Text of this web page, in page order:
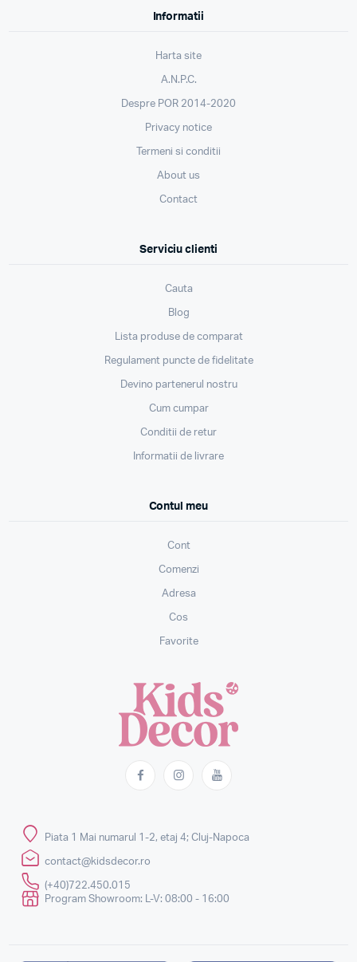
Informatii
Harta site
A.N.P.C.
Despre POR 2014-2020
Privacy notice
Termeni si conditii
About us
Contact
Serviciu clienti
Cauta
Blog
Lista produse de comparat
Regulament puncte de fidelitate
Devino partenerul nostru
Cum cumpar
Conditii de retur
Informatii de livrare
Contul meu
Cont
Comenzi
Adresa
Cos
Favorite
Piata 1 Mai numarul 1-2, etaj 4; Cluj-Napoca
contact@kidsdecor.ro
(+40)722.450.015
Program Showroom: L-V: 08:00 - 16:00